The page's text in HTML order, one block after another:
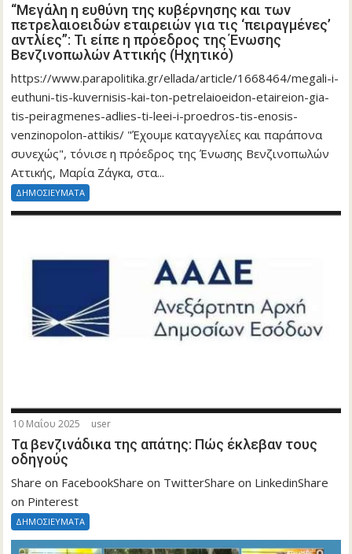
“Μεγάλη η ευθύνη της κυβέρνησης και των
πετρελαιοειδών εταιρειών για τις ‘πειραγμένες’
αντλίες”: Τι είπε η πρόεδρος της Ένωσης
Βενζινοπωλών Αττικής (Ηχητικό)
https://www.parapolitika.gr/ellada/article/1668464/megali-i-
euthuni-tis-kuvernisis-kai-ton-petrelaioeidon-etaireion-gia-
tis-peiragmenes-adlies-ti-leei-i-proedros-tis-enosis-
venzinopolon-attikis/ "Έχουμε καταγγελίες και παράπονα
συνεχώς", τόνισε η πρόεδρος της Ένωσης Βενζινοπωλών
Αττικής, Μαρία Ζάγκα, στα...
ΔΗΜΟΣΙΕΥΜΑΤΑ
10 Μαΐου 2025 user
Τα βενζινάδικα της απάτης: Πώς έκλεβαν τους
οδηγούς
Share on FacebookShare on TwitterShare on LinkedinShare
on Pinterest
ΔΗΜΟΣΙΕΥΜΑΤΑ